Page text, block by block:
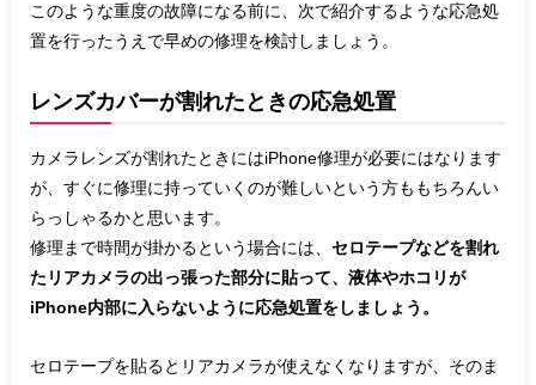
このような重度の故障になる前に、次で紹介するような応急処
置を行ったうえで早めの修理を検討しましょう。
レンズカバーが割れたときの応急処置
カメラレンズが割れたときにはiPhone修理が必要にはなります
が、すぐに修理に持っていくのが難しいという方ももちろんい
らっしゃるかと思います。
修理まで時間が掛かるという場合には、 セロテープなどを割れ
たリアカメラの出っ張った部分に貼って、液体やホコリが
iPhone内部に入らないように応急処置をしましょう。
セロテープを貼るとリアカメラが使えなくなりますが、そのま